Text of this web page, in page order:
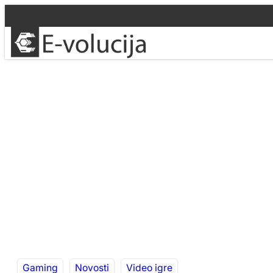
na
sadržaj
Gaming Novosti Video igre